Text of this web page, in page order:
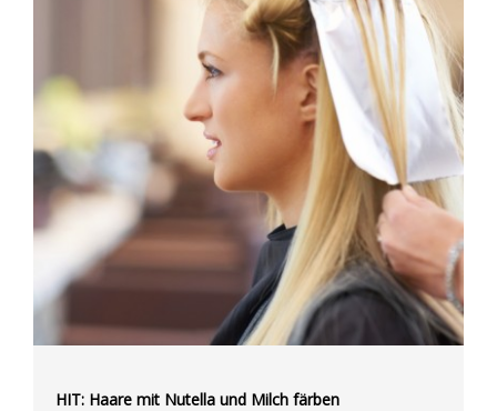
HIT: Haare mit Nutella und Milch färben